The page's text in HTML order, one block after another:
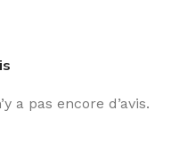
a pas encore d’avis.